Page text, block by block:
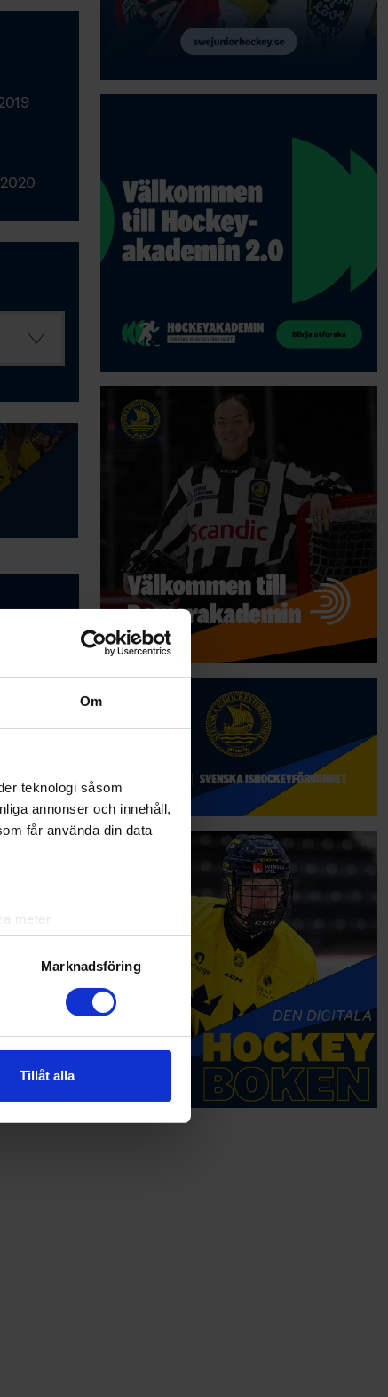
Om
teknologi såsom
annonser och innehåll,
får använda din data
meter
. Du kan ändra
från din enhet
kombinera informationen
Marknadsföring
Tillåt alla